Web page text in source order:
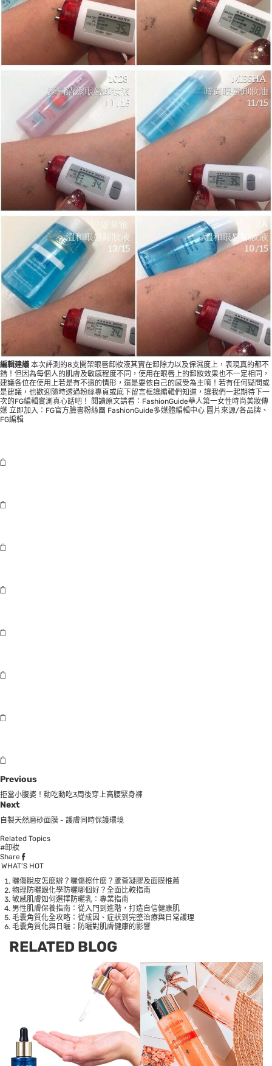
編輯建議 本次評測的8支開架眼唇卸妝液其實在卸除力以及保濕度上，表現真的都不
錯！但因為每個人的肌膚及敏感程度不同，使用在眼唇上的卸妝效果也不一定相同，
建議各位在使用上若是有不適的情形，還是要依自己的感受為主唷！若有任何疑問或
是建議，也歡迎隨時透過粉絲專頁或底下留言框讓編輯們知道，讓我們一起期待下一
次的FG編輯實測真心話吧！ 閱讀原文請看： FashionGuide華人第一女性時尚美妝傳
媒 立即加入： FG官方臉書粉絲團 FashionGuide多媒體編輯中心 圖片來源/各品牌、
FG編輯
Previous
拒當小腹婆！動吃動吃3周後穿上高腰緊身褲
Next
自製天然磨砂面膜 - 護膚同時保護環境
Related Topics
#卸妝
Share
WHAT’S HOT
曬傷脫皮怎麼辦？曬傷擦什麼？蘆薈凝膠及面膜推薦
物理防曬跟化學防曬哪個好？全面比較指南
敏感肌膚如何選擇防曬乳：專業指南
男性肌膚保養指南：從入門到進階，打造自信健康肌
毛囊角質化全攻略：從成因、症狀到完整治療與日常護理
毛囊角質化與日曬：防曬對肌膚健康的影響
RELATED BLOG